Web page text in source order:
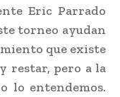
Eric Parrado
torneo ayudan
que existe
restar, pero a la
lo entendemos.